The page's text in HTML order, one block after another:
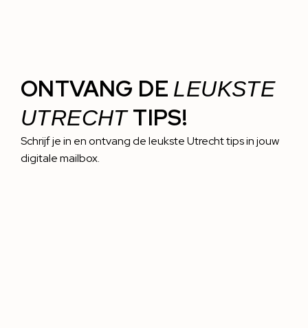
ONTVANG DE LEUKSTE
UTRECHTTIPS!
Schrijf je in en ontvang de leukste Utrecht tips in jouw
digitale mailbox.